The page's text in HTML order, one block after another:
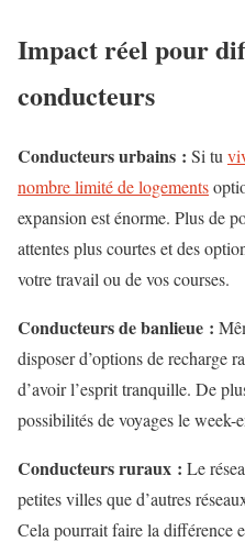
Impact réel pour
conducteurs
Conducteurs urbains : Si tu
nombre limité de logements
expansion est énorme. Plus de
attentes plus courtes et des
votre travail ou de vos courses.
Conducteurs de banlieue :
disposer d’options de recharge
d’avoir l’esprit tranquille. De
possibilités de voyages le week-
Conducteurs ruraux : Le
petites villes que d’autres
Cela pourrait faire la différence